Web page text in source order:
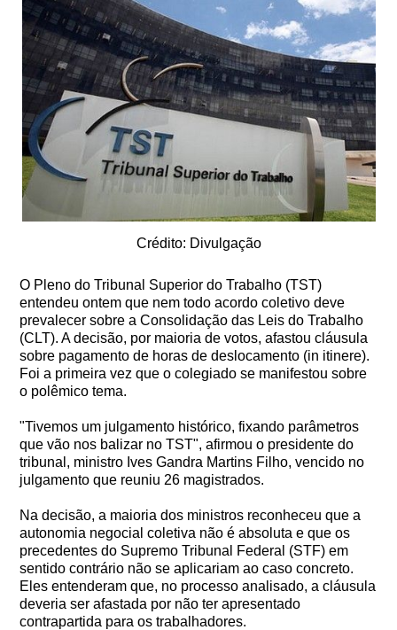
Crédito: Divulgação
O Pleno do Tribunal Superior do Trabalho (TST)
entendeu ontem que nem todo acordo coletivo deve
prevalecer sobre a Consolidação das Leis do Trabalho
(CLT). A decisão, por maioria de votos, afastou cláusula
sobre pagamento de horas de deslocamento (in itinere).
Foi a primeira vez que o colegiado se manifestou sobre
o polêmico tema.
"Tivemos um julgamento histórico, fixando parâmetros
que vão nos balizar no TST", afirmou o presidente do
tribunal, ministro Ives Gandra Martins Filho, vencido no
julgamento que reuniu 26 magistrados.
Na decisão, a maioria dos ministros reconheceu que a
autonomia negocial coletiva não é absoluta e que os
precedentes do Supremo Tribunal Federal (STF) em
sentido contrário não se aplicariam ao caso concreto.
Eles entenderam que, no processo analisado, a cláusula
deveria ser afastada por não ter apresentado
contrapartida para os trabalhadores.